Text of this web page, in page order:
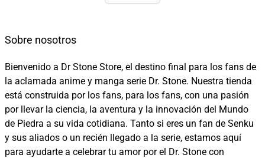
Sobre nosotros
Bienvenido a Dr Stone Store, el destino final para los fans de
la aclamada anime y manga serie Dr. Stone. Nuestra tienda
está construida por los fans, para los fans, con una pasión
por llevar la ciencia, la aventura y la innovación del Mundo
de Piedra a su vida cotidiana. Tanto si eres un fan de Senku
y sus aliados o un recién llegado a la serie, estamos aquí
para ayudarte a celebrar tu amor por el Dr. Stone con